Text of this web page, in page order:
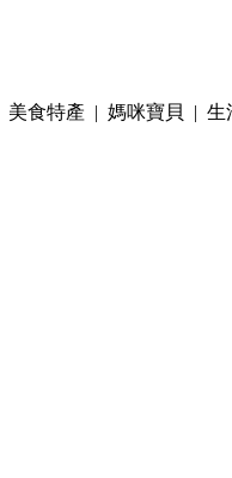
美食特產 | 媽咪寶貝 | 生